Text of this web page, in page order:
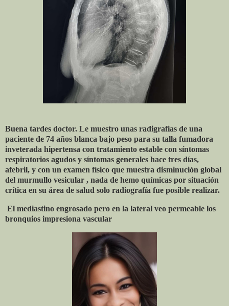
Buena tardes doctor. Le muestro unas radigrafias de una
paciente de 74 años blanca bajo peso para su talla fumadora
inveterada hipertensa con tratamiento estable con síntomas
respiratorios agudos y síntomas generales hace tres días,
afebril, y con un examen físico que muestra disminución global
del murmullo vesicular , nada de hemo químicas por situación
crítica en su área de salud solo radiografía fue posible realizar.
El mediastino engrosado pero en la lateral veo permeable los
bronquios impresiona vascular